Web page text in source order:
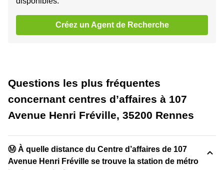
Créez un Agent de Recherche
Questions les plus fréquentes
concernant centres d’affaires à 107
Avenue Henri Fréville, 35200 Rennes
Ⓜ️ À quelle distance du Centre d’affaires de 107
Avenue Henri Fréville se trouve la station de métro